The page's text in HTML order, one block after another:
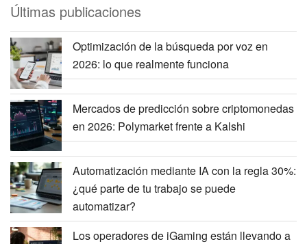
Últimas publicaciones
Optimización de la búsqueda por voz en
2026: lo que realmente funciona
Mercados de predicción sobre criptomonedas
en 2026: Polymarket frente a Kalshi
Automatización mediante IA con la regla 30%:
¿qué parte de tu trabajo se puede
automatizar?
Los operadores de iGaming están llevando a